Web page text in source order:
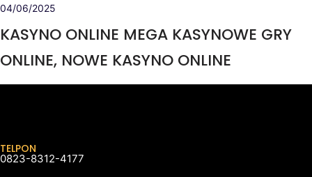
04/06/2025
KASYNO ONLINE MEGA KASYNOWE GRY
ONLINE, NOWE KASYNO ONLINE
TELPON
0823-8312-4177